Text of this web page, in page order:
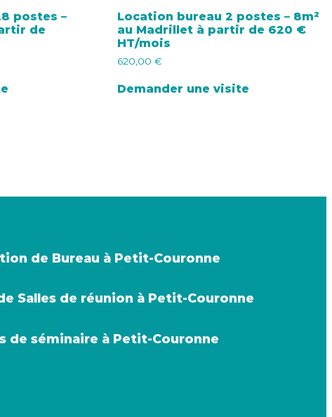
postes –
de
Location bureau 2 postes – 8m²
au Madrillet à partir de 620 €
HT/mois
620,00 €
Demander une visite
de Bureau à Petit-Couronne
Salles de réunion à Petit-Couronne
de séminaire à Petit-Couronne